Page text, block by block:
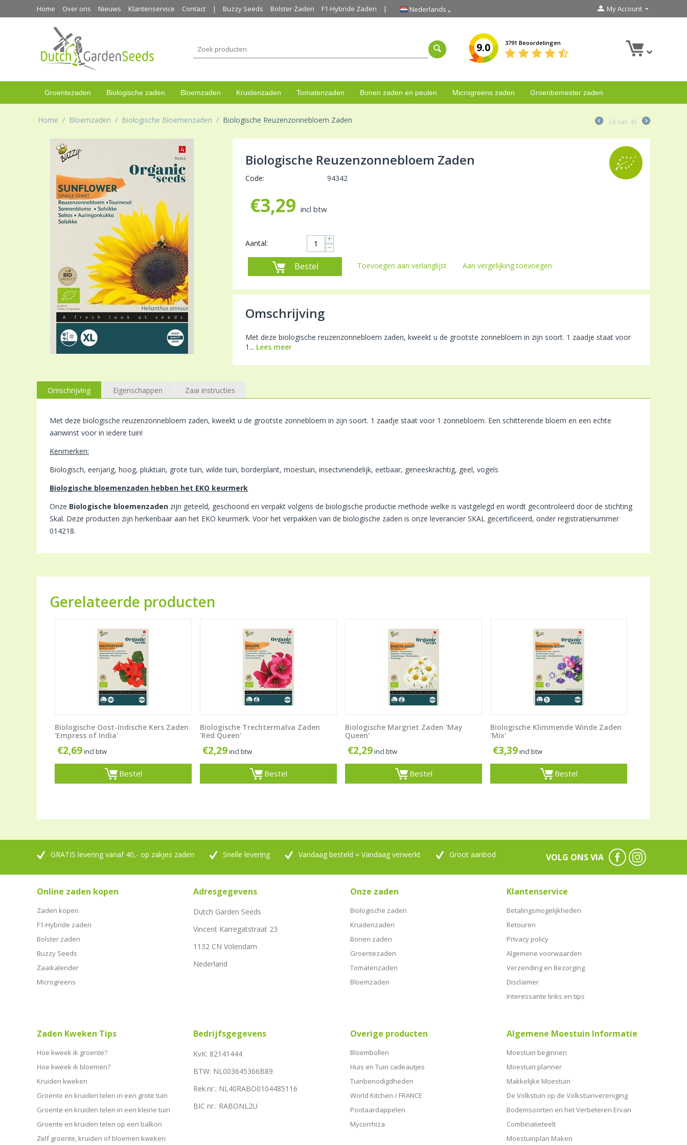
Home Over ons Nieuws Klantenservice Contact Buzzy Seeds Bolster Zaden F1-Hybride Zaden Nederlands My Account
9.0 3791 Beoordelingen
Groentezaden Biologische zaden Bloemzaden Kruidenzaden Tomatenzaden Bonen zaden en peulen Microgreens zaden Groenbemester zaden
Home / Bloemzaden / Biologische Bloemenzaden / Biologische Reuzenzonnebloem Zaden 34 van 45
Biologische Reuzenzonnebloem Zaden
Code: 94342
€3,29 incl btw
Aantal: +
−
Bestel
Toevoegen aan verlanglijst Aan vergelijking toevoegen
Omschrijving
Met deze biologische reuzenzonnebloem zaden, kweekt u de grootste zonnebloem in zijn soort. 1 zaadje staat voor
1... Lees meer
Omschrijving Eigenschappen Zaai instructies
Met deze biologische reuzenzonnebloem zaden, kweekt u de grootste zonnebloem in zijn soort. 1 zaadje staat voor 1 zonnebloem. Een schitterende bloem en een echte
aanwinst voor in iedere tuin!
Kenmerken:
Biologisch, eenjarig, hoog, pluktuin, grote tuin, wilde tuin, borderplant, moestuin, insectvriendelijk, eetbaar, geneeskrachtig, geel, vogels
Biologische bloemenzaden hebben het EKO keurmerk
Onze Biologische bloemenzaden zijn geteeld, geschoond en verpakt volgens de biologische productie methode welke is vastgelegd en wordt gecontroleerd door de stichting
Skal. Deze producten zijn herkenbaar aan het EKO keurmerk. Voor het verpakken van de biologische zaden is onze leverancier SKAL gecertificeerd, onder registratienummer
014218.
Gerelateerde producten
Biologische Oost-Indische Kers Zaden
'Empress of India'
€2,69incl btw
Bestel
Biologische Trechtermalva Zaden
'Red Queen'
€2,29incl btw
Bestel
Biologische Margriet Zaden 'May
Queen'
€2,29incl btw
Bestel
Biologische Klimmende Winde Zaden
'Mix'
€3,39incl btw
Bestel
GRATIS levering vanaf 40,- op zakjes zaden Snelle levering Vandaag besteld = Vandaag verwerkt Groot aanbod VOLG ONS VIA
Online zaden kopen
Zaden kopen
F1-Hybride zaden
Bolster zaden
Buzzy Seeds
Zaaikalender
Microgreens
Adresgegevens
Dutch Garden Seeds
Vincent Karregatstraat 23
1132 CN Volendam
Nederland
Onze zaden
Biologische zaden
Kruidenzaden
Bonen zaden
Groentezaden
Tomatenzaden
Bloemzaden
Klantenservice
Betalingsmogelijkheden
Retouren
Privacy policy
Algemene voorwaarden
Verzending en Bezorging
Disclaimer
Interessante links en tips
Zaden Kweken Tips
Hoe kweek ik groente?
Hoe kweek ik bloemen?
Kruiden kweken
Groente en kruiden telen in een grote tuin
Groente en kruiden telen in een kleine tuin
Groente en kruiden telen op een balkon
Zelf groente, kruiden of bloemen kweken
Bedrijfsgegevens
KvK: 82141444
BTW: NL003645366B89
Rek.nr.: NL40RABO0104485116
BIC nr.: RABONL2U
Overige producten
Bloembollen
Huis en Tuin cadeautjes
Tuinbenodigdheden
World Kitchen / FRANCE
Pootaardappelen
Mycorrhiza
Algemene Moestuin Informatie
Moestuin beginnen
Moestuin planner
Makkelijke Moestuin
De Volkstuin op de Volkstuinvereniging
Bodemsoorten en het Verbeteren Ervan
Combinatieteelt
Moestuinplan Maken